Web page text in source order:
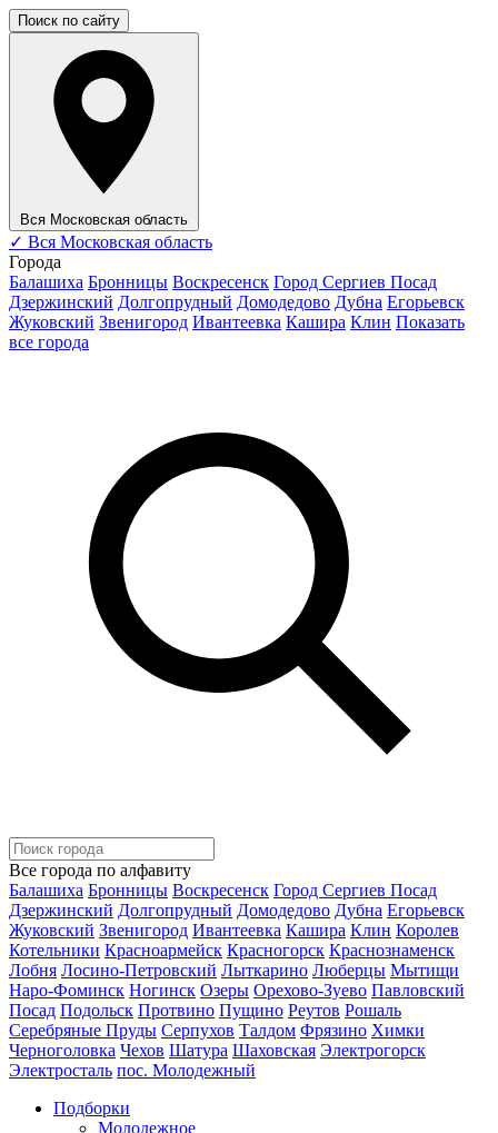
Поиск по сайту
Вся Московская область
✓ Вся Московская область
Города
Балашиха Бронницы Воскресенск Город Сергиев Посад
Дзержинский Долгопрудный Домодедово Дубна Егорьевск
Жуковский Звенигород Ивантеевка Кашира Клин Показать
все города
Все города по алфавиту
Балашиха Бронницы Воскресенск Город Сергиев Посад
Дзержинский Долгопрудный Домодедово Дубна Егорьевск
Жуковский Звенигород Ивантеевка Кашира Клин Королев
Котельники Красноармейск Красногорск Краснознаменск
Лобня Лосино-Петровский Лыткарино Люберцы Мытищи
Наро-Фоминск Ногинск Озеры Орехово-Зуево Павловский
Посад Подольск Протвино Пущино Реутов Рошаль
Серебряные Пруды Серпухов Талдом Фрязино Химки
Черноголовка Чехов Шатура Шаховская Электрогорск
Электросталь пос. Молодежный
Подборки
Молодежное